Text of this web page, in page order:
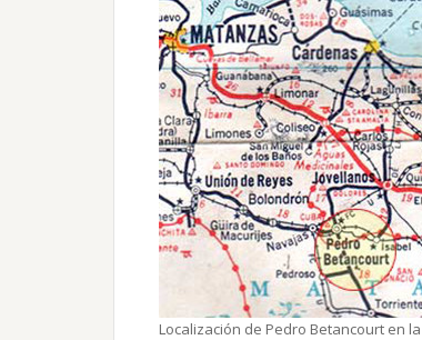
Localización de Pedro Betancourt en